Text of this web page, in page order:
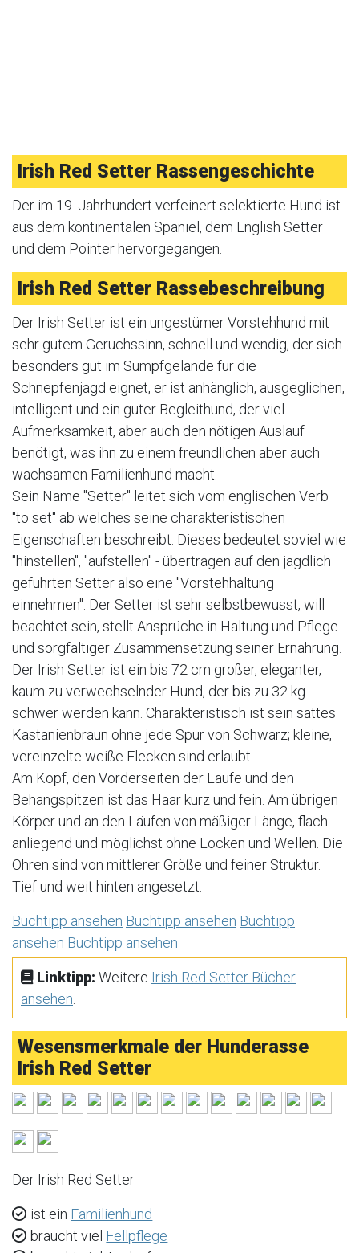
Irish Red Setter Rassengeschichte
Der im 19. Jahrhundert verfeinert selektierte Hund ist
aus dem kontinentalen Spaniel, dem English Setter
und dem Pointer hervorgegangen.
Irish Red Setter Rassebeschreibung
Der Irish Setter ist ein ungestümer Vorstehhund mit
sehr gutem Geruchssinn, schnell und wendig, der sich
besonders gut im Sumpfgelände für die
Schnepfenjagd eignet, er ist anhänglich, ausgeglichen,
intelligent und ein guter Begleithund, der viel
Aufmerksamkeit, aber auch den nötigen Auslauf
benötigt, was ihn zu einem freundlichen aber auch
wachsamen Familienhund macht.
Sein Name "Setter" leitet sich vom englischen Verb
"to set" ab welches seine charakteristischen
Eigenschaften beschreibt. Dieses bedeutet soviel wie
"hinstellen", "aufstellen" - übertragen auf den jagdlich
geführten Setter also eine "Vorstehhaltung
einnehmen". Der Setter ist sehr selbstbewusst, will
beachtet sein, stellt Ansprüche in Haltung und Pflege
und sorgfältiger Zusammensetzung seiner Ernährung.
Der Irish Setter ist ein bis 72 cm großer, eleganter,
kaum zu verwechselnder Hund, der bis zu 32 kg
schwer werden kann. Charakteristisch ist sein sattes
Kastanienbraun ohne jede Spur von Schwarz; kleine,
vereinzelte weiße Flecken sind erlaubt.
Am Kopf, den Vorderseiten der Läufe und den
Behangspitzen ist das Haar kurz und fein. Am übrigen
Körper und an den Läufen von mäßiger Länge, flach
anliegend und möglichst ohne Locken und Wellen. Die
Ohren sind von mittlerer Größe und feiner Struktur.
Tief und weit hinten angesetzt.
Buchtipp ansehen Buchtipp ansehen Buchtipp
ansehen Buchtipp ansehen
Linktipp: Weitere Irish Red Setter Bücher
ansehen
Wesensmerkmale der Hunderasse
Irish Red Setter
Der Irish Red Setter
ist ein Familienhund
braucht viel Fellpflege